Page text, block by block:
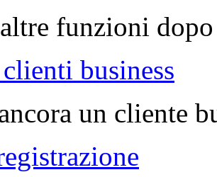
funzioni
business
un cliente